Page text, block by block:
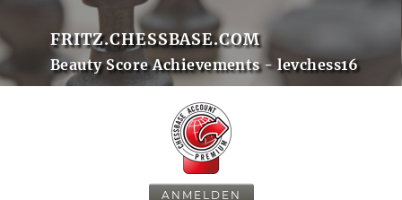
FRITZ.CHESSBASE.COM
Beauty Score Achievements - levchess16
ANMELDEN